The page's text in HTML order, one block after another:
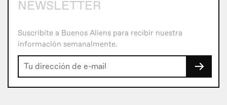
NEWSLETTER
Suscribite a Buenos Aliens para recibir nuestra
información semanalmente.
→